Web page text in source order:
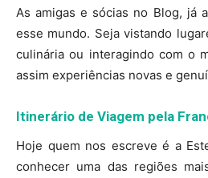
As amigas e sócias no Blog, já
esse mundo. Seja vistando
culinária ou interagindo com o
assim experiências novas e
Itinerário de Viagem pela
Hoje quem nos escreve é a
conhecer uma das regiões